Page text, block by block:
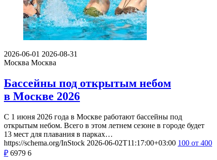
2026-06-01 2026-08-31
Москва Москва
Бассейны под открытым небом
в Москве 2026
С 1 июня 2026 года в Москве работают бассейны под
открытым небом. Всего в этом летнем сезоне в городе будет
13 мест для плавания в парках…
https://schema.org/InStock 2026-06-02T11:17:00+03:00 100 от 400
₽ 6979 6